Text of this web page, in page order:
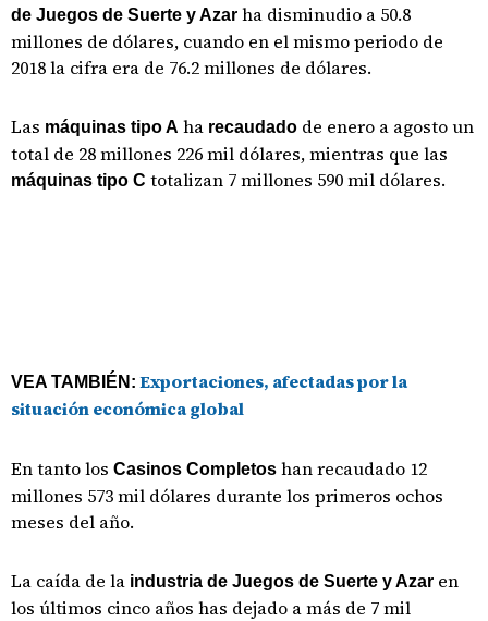
de Juegos de Suerte y Azar ha disminudio a 50.8
millones de dólares, cuando en el mismo periodo de
2018 la cifra era de 76.2 millones de dólares.
Las máquinas tipo A ha recaudado de enero a agosto un
total de 28 millones 226 mil dólares, mientras que las
máquinas tipo C totalizan 7 millones 590 mil dólares.
VEA TAMBIÉN: Exportaciones, afectadas por la
situación económica global
En tanto los Casinos Completos han recaudado 12
millones 573 mil dólares durante los primeros ochos
meses del año.
La caída de la industria de Juegos de Suerte y Azar en
los últimos cinco años has dejado a más de 7 mil